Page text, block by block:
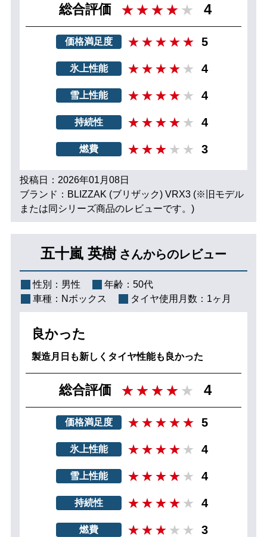
総合評価 4
価格満足度 5
氷上性能 4
雪上性能 4
持続性 4
燃費 3
投稿日：2026年01月08日
ブランド：BLIZZAK (ブリザック) VRX3 (※旧モデル
または同シリーズ商品のレビューです。)
五十嵐 英樹 さんからのレビュー
性別： 男性 年齢： 50代
車種： Nボックス タイヤ使用月数： 1ヶ月
良かった
製造月日も新しくタイヤ性能も良かった
総合評価 4
価格満足度 5
氷上性能 4
雪上性能 4
持続性 4
燃費 3